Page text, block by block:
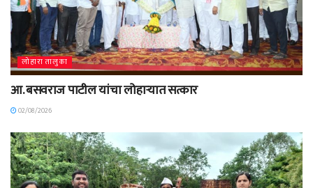
लोहारा तालुका
आ. बसवराज पाटील यांचा लोहाऱ्यात सत्कार
02/08/2026